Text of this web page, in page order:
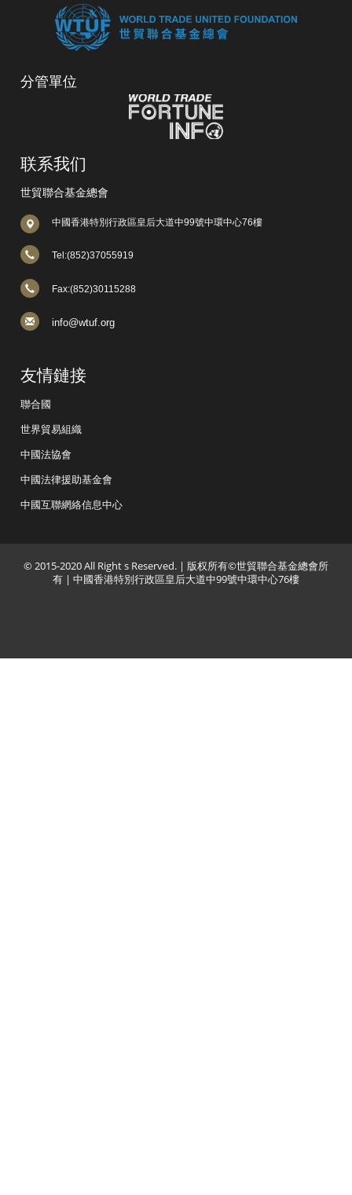
分管單位
联系我们
世貿聯合基金總會
中國香港特別行政區皇后大道中99號中環中心76樓
Tel:(852)37055919
Fax:(852)30115288
info@wtuf.org
友情鏈接
聯合國
世界貿易組織
中國法協會
中國法律援助基金會
中國互聯網絡信息中心
© 2015-2020 All Right s Reserved. | 版权所有©世貿聯合基金總會所
有 | 中國香港特別行政區皇后大道中99號中環中心76樓